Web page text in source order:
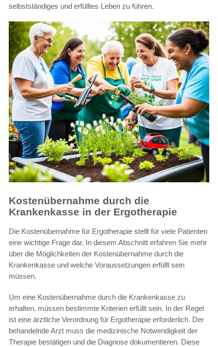
selbstständiges und erfülltes Leben zu führen.
Kostenübernahme durch die
Krankenkasse in der Ergotherapie
Die Kostenübernahme für Ergotherapie stellt für viele Patienten
eine wichtige Frage dar. In diesem Abschnitt erfahren Sie mehr
über die Möglichkeiten der Kostenübernahme durch die
Krankenkasse und welche Voraussetzungen erfüllt sein
müssen.
Um eine Kostenübernahme durch die Krankenkasse zu
erhalten, müssen bestimmte Kriterien erfüllt sein. In der Regel
ist eine ärztliche Verordnung für Ergotherapie erforderlich. Der
behandelnde Arzt muss die medizinische Notwendigkeit der
Therapie bestätigen und die Diagnose dokumentieren. Diese